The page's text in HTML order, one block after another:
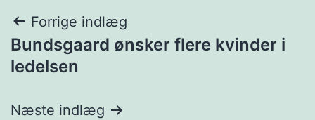
Indlægsnavigation
Forrige indlæg
Bundsgaard ønsker flere kvinder i
ledelsen
Næste indlæg